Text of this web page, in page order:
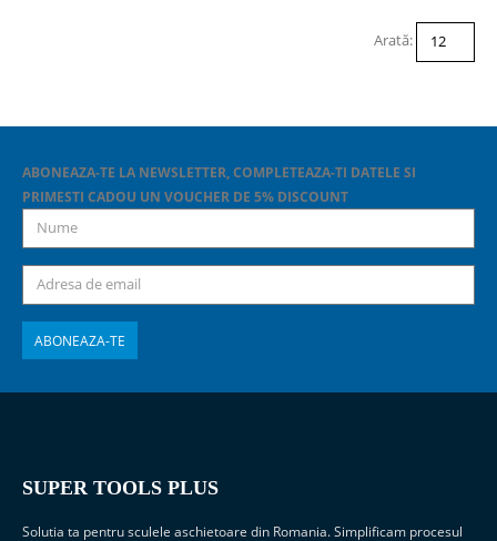
Arată:
ABONEAZA-TE LA NEWSLETTER, COMPLETEAZA-TI DATELE SI
PRIMESTI CADOU UN VOUCHER DE 5% DISCOUNT
SUPER TOOLS PLUS
Solutia ta pentru sculele aschietoare din Romania. Simplificam procesul